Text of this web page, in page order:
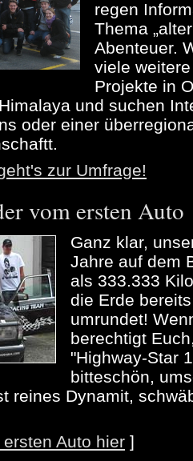
regen
Thema
Abenteuer.
viele
Projekte in
und suchen
oder einer
zur Umfrage!
vom ersten Auto
Ganz klar,
Jahre auf dem
als 333.333
die Erde
umrundet!
berechtigt
"Highway-Star
bitteschön,
reines Dynamit,
Auto hier ]